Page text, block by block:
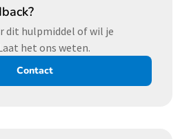
dit hulpmiddel of wil je
het ons weten.
Contact